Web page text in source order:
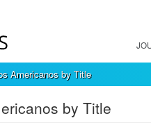
Americanos by Title
by Title